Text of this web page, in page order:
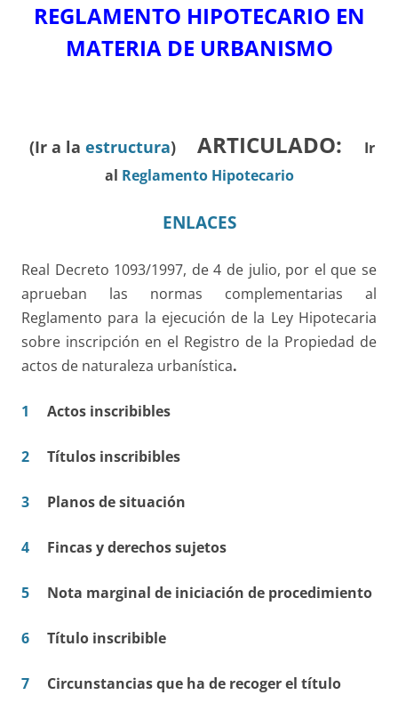
REGLAMENTO HIPOTECARIO EN
MATERIA DE URBANISMO
(Ir a la estructura) ARTICULADO:
Ir
al Reglamento Hipotecario
ENLACES
Real Decreto 1093/1997, de 4 de julio, por el que se
aprueban las normas complementarias al
Reglamento para la ejecución de la Ley Hipotecaria
sobre inscripción en el Registro de la Propiedad de
actos de naturaleza urbanística.
1 Actos inscribibles
2 Títulos inscribibles
3 Planos de situación
4 Fincas y derechos sujetos
5 Nota marginal de iniciación de procedimiento
6 Título inscribible
7 Circunstancias que ha de recoger el título